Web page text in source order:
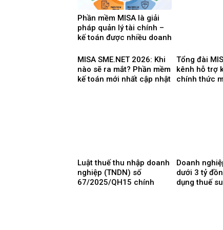
Phần mềm MISA là giải
pháp quản lý tài chính –
kế toán được nhiều doanh
MISA SME.NET 2026: Khi
nào sẽ ra mắt? Phần mềm
kế toán mới nhất cập nhật
Tổng đài
kênh hỗ trợ
chính thức
Luật thuế thu nhập doanh
nghiệp (TNDN) số
67/2025/QH15 chính
Doanh
dưới 3 tỷ
dụng thuế